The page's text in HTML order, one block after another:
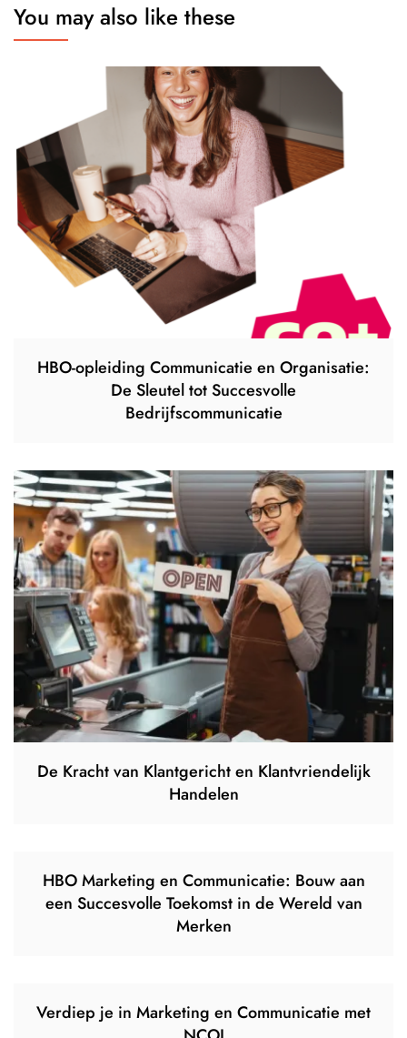
You may also like these
HBO-opleiding Communicatie en Organisatie:
De Sleutel tot Succesvolle
Bedrijfscommunicatie
De Kracht van Klantgericht en Klantvriendelijk
Handelen
HBO Marketing en Communicatie: Bouw aan
een Succesvolle Toekomst in de Wereld van
Merken
Verdiep je in Marketing en Communicatie met